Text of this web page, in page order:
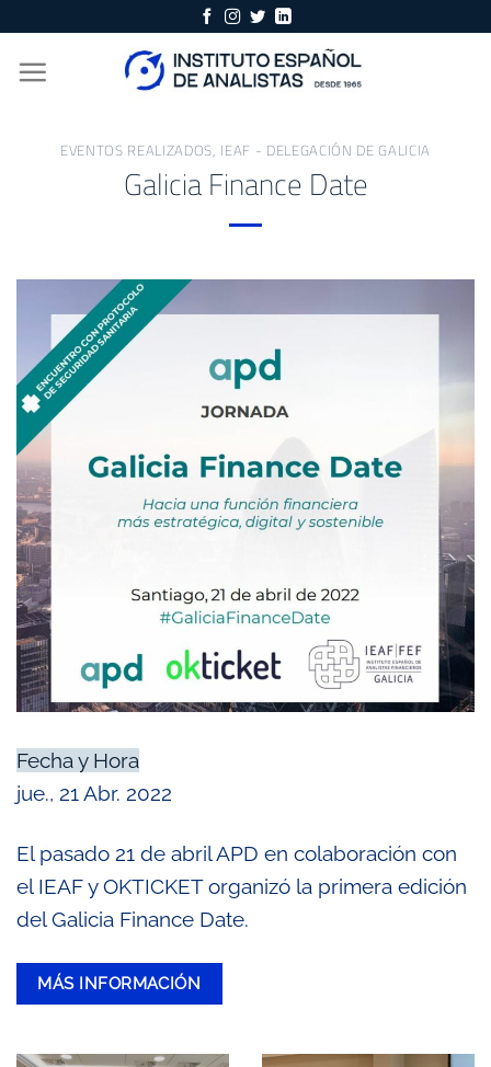
content
EVENTOS REALIZADOS, IEAF - DELEGACIÓN DE GALICIA
Galicia Finance Date
Fecha y Hora
jue., 21 Abr. 2022
El pasado 21 de abril APD en colaboración con
el IEAF y OKTICKET organizó la primera edición
del Galicia Finance Date.
MÁS INFORMACIÓN